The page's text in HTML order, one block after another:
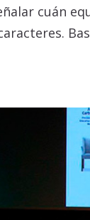
cuán